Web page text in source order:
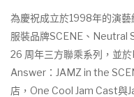
為慶祝成立於1998年的演
服裝品牌SCENE、Neutral
26 周年三方聯乘系列，並
Answer：JAMZ in the
店，One Cool Jam Cast與